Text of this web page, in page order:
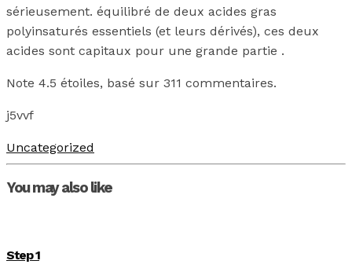
sérieusement. équilibré de deux acides gras
polyinsaturés essentiels (et leurs dérivés), ces deux
acides sont capitaux pour une grande partie .
Note 4.5 étoiles, basé sur 311 commentaires.
j5vvf
Uncategorized
You may also like
Step 1